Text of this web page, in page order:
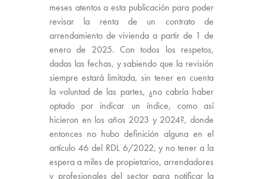
meses atentos a esta publicación para poder
revisar la renta de un contrato de
arrendamiento de vivienda a partir de 1 de
enero de 2025. Con todos los respetos,
dadas las fechas, y sabiendo que la revisión
siempre estará limitada, sin tener en cuenta
la voluntad de las partes, ¿no cabría haber
optado por indicar un índice, como así
hicieron en los años 2023 y 2024?, donde
entonces no hubo definición alguna en el
artículo 46 del RDL 6/2022, y no tener a la
espera a miles de propietarios, arrendadores
y profesionales del sector para notificar la